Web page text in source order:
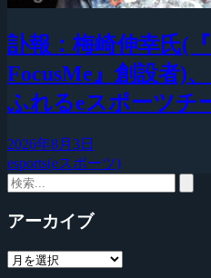
訃報：梅崎伸幸氏(
FocusMe』創設者)
ふれるeスポーツチ
2026年8月3日
esports(eスポーツ)
アーカイブ